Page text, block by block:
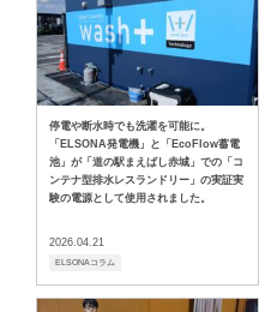
停電や断水時でも洗濯を可能に。
「ELSONA発電機」と「EcoFlow蓄電
池」が「道の駅まえばし赤城」での「コ
ンテナ型排水レスランドリー」の実証実
験の電源として使用されました。
2026.04.21
ELSONAコラム